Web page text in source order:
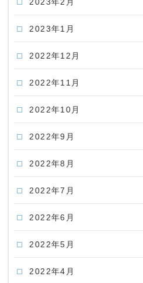
2023年1月
2022年12月
2022年11月
2022年10月
2022年9月
2022年8月
2022年7月
2022年6月
2022年5月
2022年4月